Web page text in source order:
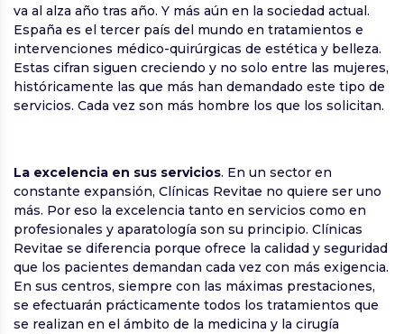
va al alza año tras año. Y más aún en la sociedad actual.
España es el tercer país del mundo en tratamientos e
intervenciones médico-quirúrgicas de estética y belleza.
Estas cifran siguen creciendo y no solo entre las mujeres,
históricamente las que más han demandado este tipo de
servicios. Cada vez son más hombre los que los solicitan.
La excelencia en sus servicios. En un sector en
constante expansión, Clínicas Revitae no quiere ser uno
más. Por eso la excelencia tanto en servicios como en
profesionales y aparatología son su principio. Clínicas
Revitae se diferencia porque ofrece la calidad y seguridad
que los pacientes demandan cada vez con más exigencia.
En sus centros, siempre con las máximas prestaciones,
se efectuarán prácticamente todos los tratamientos que
se realizan en el ámbito de la medicina y la cirugía